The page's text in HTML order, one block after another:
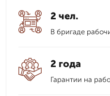
2 чел.
В бригаде
2 года
Гарантии на